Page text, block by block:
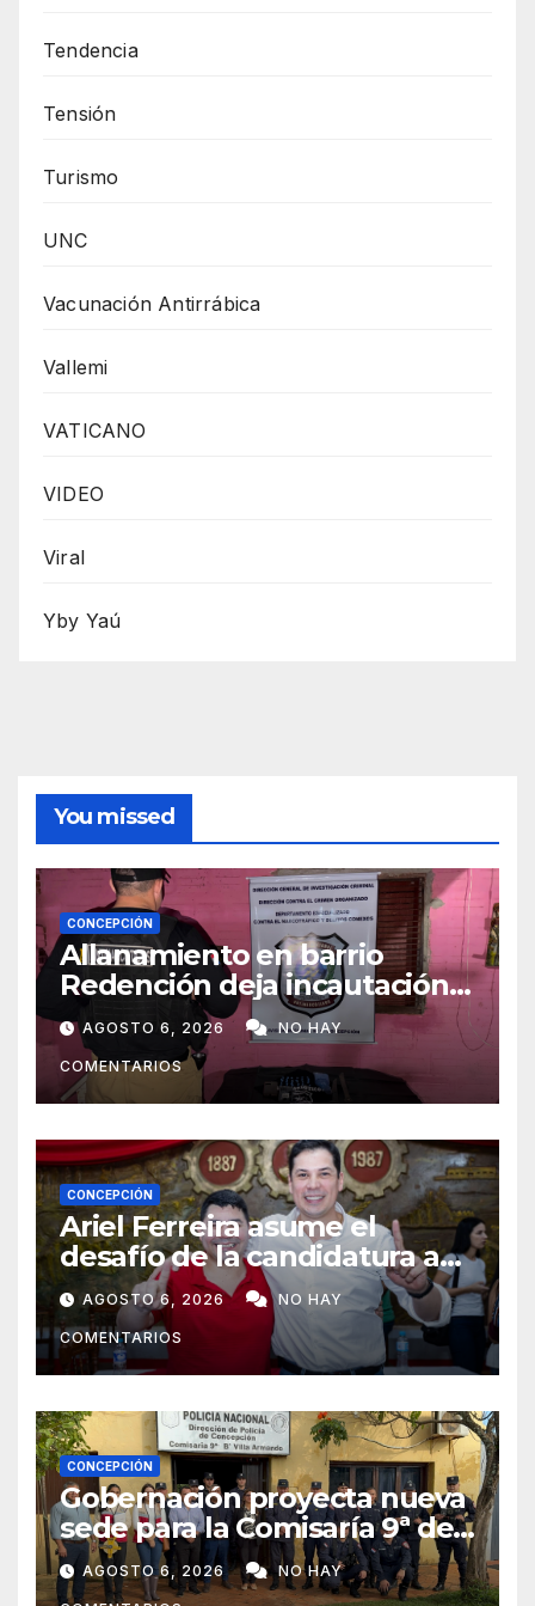
Tendencia
Tensión
Turismo
UNC
Vacunación Antirrábica
Vallemi
VATICANO
VIDEO
Viral
Yby Yaú
You missed
CONCEPCIÓN
Allanamiento en barrio
Redención deja incautación
de presunta cocaína tipo
crack en Concepción
AGOSTO 6, 2026 NO HAY
COMENTARIOS
CONCEPCIÓN
Ariel Ferreira asume el
desafío de la candidatura a
concejal tras la renuncia de
Lourdes Carduz
AGOSTO 6, 2026 NO HAY
COMENTARIOS
CONCEPCIÓN
Gobernación proyecta nueva
sede para la Comisaría 9ª de
Villa Armando tras verificar
las condiciones edilicias
AGOSTO 6, 2026 NO HAY